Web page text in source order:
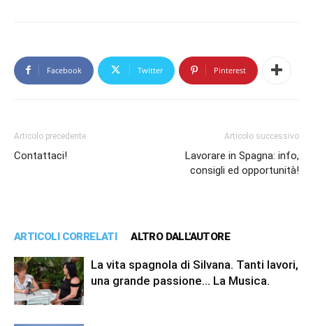
Facebook Twitter Pinterest
Articolo precedente
Contattaci!
Articolo successivo
Lavorare in Spagna: info,
consigli ed opportunità!
ARTICOLI CORRELATI ALTRO DALL'AUTORE
La vita spagnola di Silvana. Tanti lavori,
una grande passione… La Musica.